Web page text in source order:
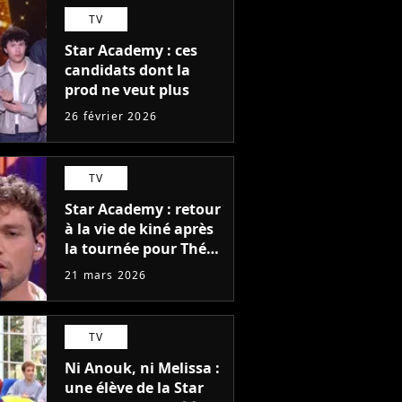
TV
Star Academy : ces
candidats dont la
prod ne veut plus
26 février 2026
TV
Star Academy : retour
à la vie de kiné après
la tournée pour Théo
P. ? "Pas facile"
21 mars 2026
TV
Ni Anouk, ni Melissa :
une élève de la Star